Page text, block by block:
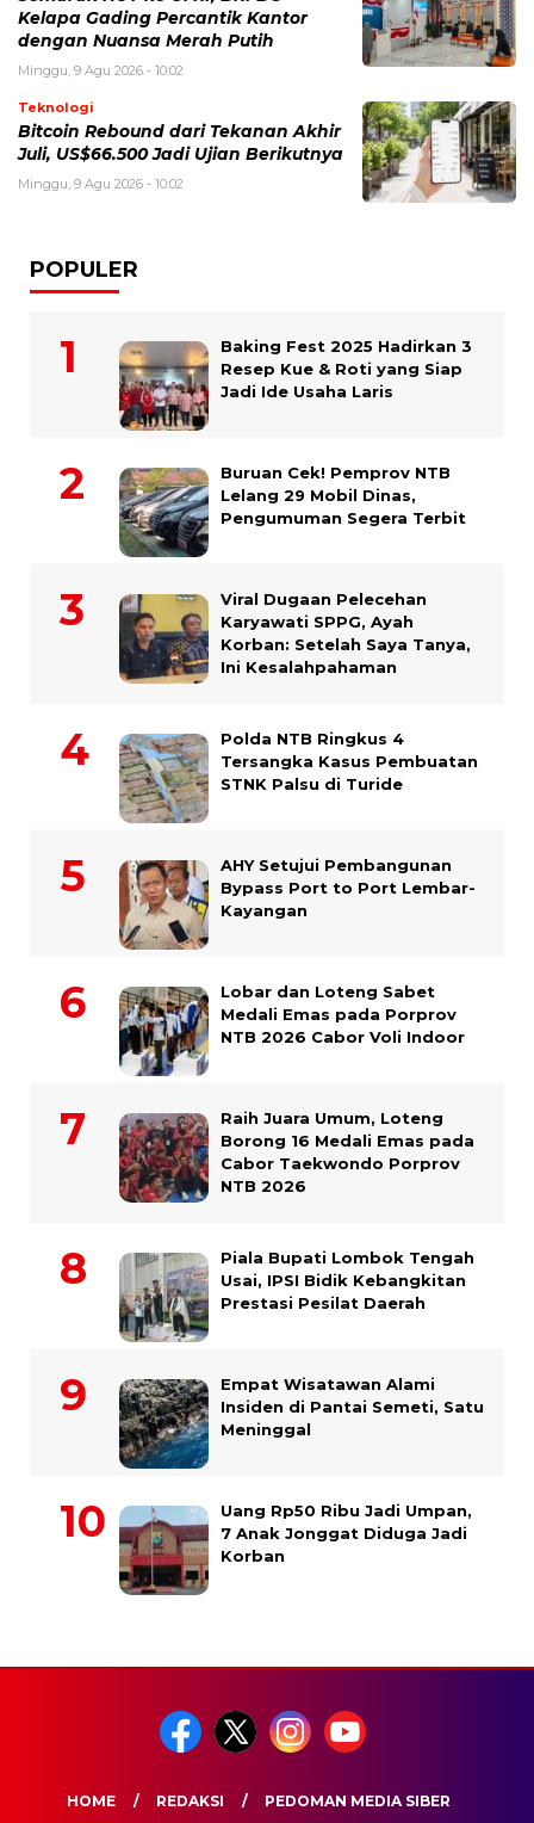
Kelapa Gading Percantik Kantor
dengan Nuansa Merah Putih
Minggu, 9 Agu 2026 - 10:02
Teknologi
Bitcoin Rebound dari Tekanan Akhir
Juli, US$66.500 Jadi Ujian Berikutnya
Minggu, 9 Agu 2026 - 10:02
POPULER
Baking Fest 2025 Hadirkan 3
Resep Kue & Roti yang Siap
Jadi Ide Usaha Laris
Buruan Cek! Pemprov NTB
Lelang 29 Mobil Dinas,
Pengumuman Segera Terbit
Viral Dugaan Pelecehan
Karyawati SPPG, Ayah
Korban: Setelah Saya Tanya,
Ini Kesalahpahaman
Polda NTB Ringkus 4
Tersangka Kasus Pembuatan
STNK Palsu di Turide
AHY Setujui Pembangunan
Bypass Port to Port Lembar-
Kayangan
Lobar dan Loteng Sabet
Medali Emas pada Porprov
NTB 2026 Cabor Voli Indoor
Raih Juara Umum, Loteng
Borong 16 Medali Emas pada
Cabor Taekwondo Porprov
NTB 2026
Piala Bupati Lombok Tengah
Usai, IPSI Bidik Kebangkitan
Prestasi Pesilat Daerah
Empat Wisatawan Alami
Insiden di Pantai Semeti, Satu
Meninggal
Uang Rp50 Ribu Jadi Umpan,
7 Anak Jonggat Diduga Jadi
Korban
HOME REDAKSI PEDOMAN MEDIA SIBER